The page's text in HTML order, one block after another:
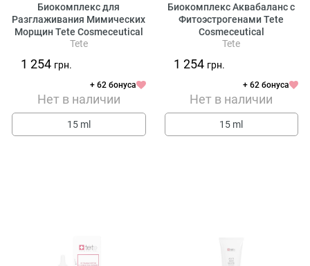
Биокомплекс для
Разглаживания Мимических
Морщин Tete Cosmeceutical
Tete
1 254 грн.
+ 62 бонуса
Нет в наличии
15 ml
Биокомплекс Аквабаланс с
Фитоэстрогенами Tete
Cosmeceutical
Tete
1 254 грн.
+ 62 бонуса
Нет в наличии
15 ml